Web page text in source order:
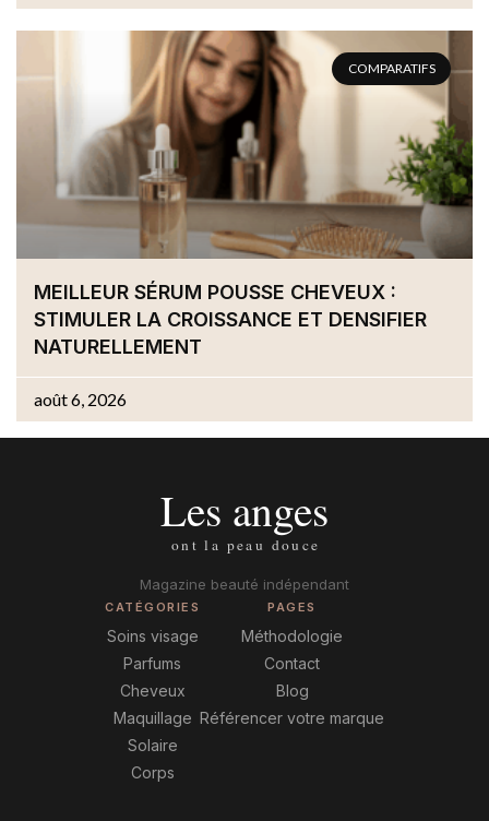
COMPARATIFS
MEILLEUR SÉRUM POUSSE CHEVEUX :
STIMULER LA CROISSANCE ET DENSIFIER
NATURELLEMENT
août 6, 2026
Magazine beauté indépendant
CATÉGORIES
Soins visage
Parfums
Cheveux
Maquillage
Solaire
Corps
PAGES
Méthodologie
Contact
Blog
Référencer votre marque